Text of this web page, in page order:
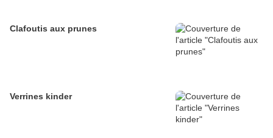
Clafoutis aux prunes
Verrines kinder